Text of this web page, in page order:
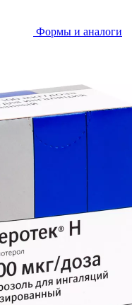
Формы и аналоги